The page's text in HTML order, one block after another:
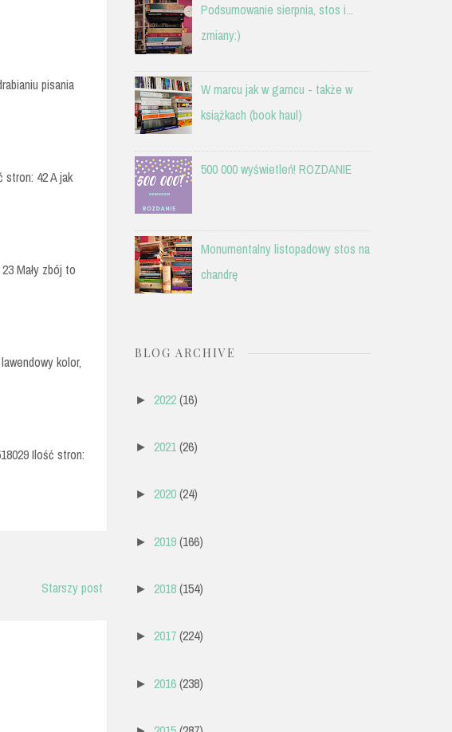
pisania
stron: 42 A jak
Mały zbój to
kolor,
Ilość stron:
Starszy post
Podsumowanie sierpnia, stos i...
zmiany:)
W marcu jak w garncu - także w
książkach (book haul)
500 000 wyświetleń! ROZDANIE
Monumentalny listopadowy stos na
chandrę
BLOG ARCHIVE
► 2022 (16)
► 2021 (26)
► 2020 (24)
► 2019 (166)
► 2018 (154)
► 2017 (224)
► 2016 (238)